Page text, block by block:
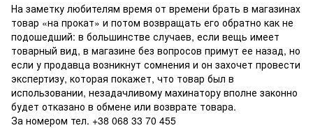
На заметку любителям время от времени брать в магазинах
товар «на прокат» и потом возвращать его обратно как не
подошедший: в большинстве случаев, если вещь имеет
товарный вид, в магазине без вопросов примут ее назад, но
если у продавца возникнут сомнения и он захочет провести
экспертизу, которая покажет, что товар был в
использовании, незадачливому махинатору вполне законно
будет отказано в обмене или возврате товара.
За номером тел. +38 068 33 70 455